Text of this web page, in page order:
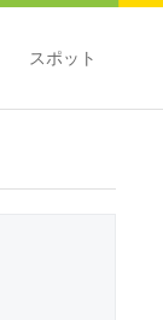
スポット